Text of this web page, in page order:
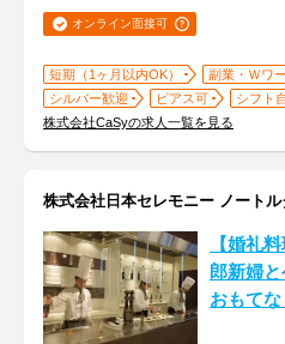
オンライン面接可
短期（1ヶ月以内OK）
副業・Ｗワ
シルバー歓迎
ピアス可
シフト
株式会社CaSyの求人一覧を見る
株式会社日本セレモニー ノート
【婚礼
郎新婦
おもて